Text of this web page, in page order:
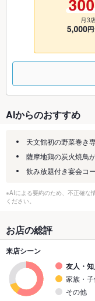
AIからのおすすめ
天文館初の野菜巻き
薩摩地鶏の炭火焼鳥
飲み放題付き宴会コ
※AIによる要約のため、不正確な
ください。
お店の総評
来店シーン
友人・知
家族・子
その他